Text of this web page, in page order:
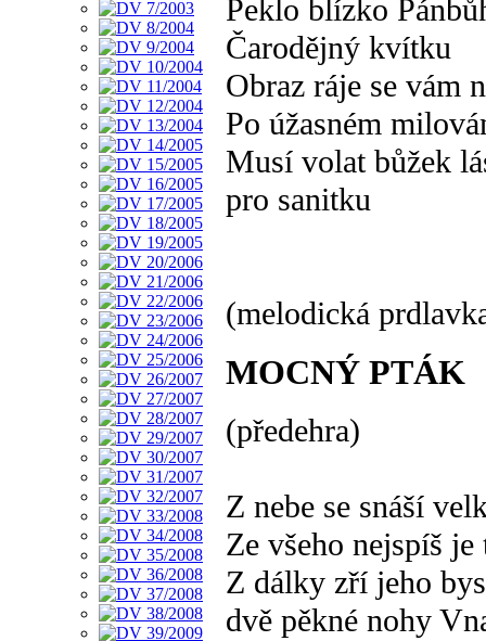
Peklo blízko
Čarodějný kvítku
Obraz ráje se vám
Po úžasném
Musí volat bůžek
pro sanitku
(melodická
MOCNÝ PTÁK
(předehra)
Z nebe se snáší
Ze všeho nejspíš je
Z dálky zří jeho
dvě pěkné nohy